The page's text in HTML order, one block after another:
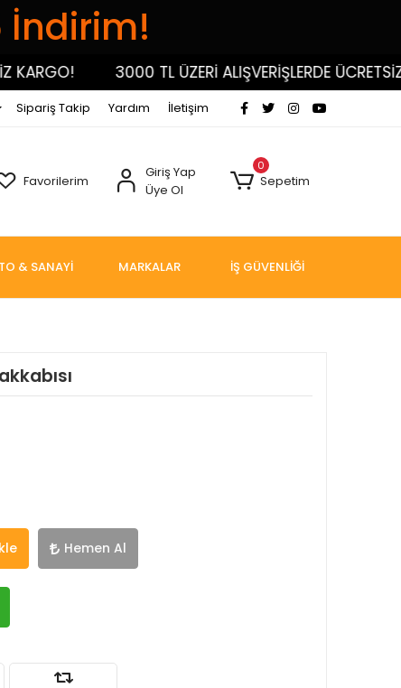
İndirim!
3000 TL ÜZERİ ALIŞVERİŞLERDE ÜCRETSİZ
Sipariş Takip Yardım İletişim
Favorilerim
Giriş Yap
Üye Ol
0
Sepetim
& SANAYİ MARKALAR İŞ GÜVENLİĞİ
Hemen Al